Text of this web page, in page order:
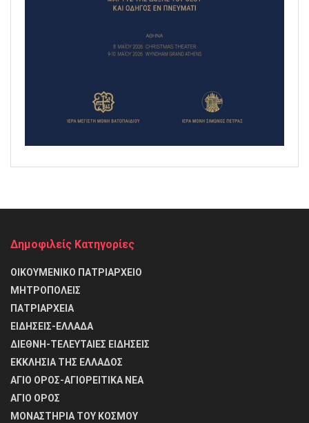
Δημοφιλείς Κατηγορίες
ΟΙΚΟΥΜΕΝΙΚΟ ΠΑΤΡΙΑΡΧΕΙΟ
ΜΗΤΡΟΠΟΛΕΙΣ
ΠΑΤΡΙΑΡΧΕΙΑ
ΕΙΔΗΣΕΙΣ-ΕΛΛΑΔΑ
ΔΙΕΘΝΗ-ΤΕΛΕΥΤΑΙΕΣ ΕΙΔΗΣΕΙΣ
ΕΚΚΛΗΣΙΑ ΤΗΣ ΕΛΛΑΔΟΣ
ΑΓΙΟ ΟΡΟΣ-ΑΓΙΟΡΕΙΤΙΚΑ ΝΕΑ
ΑΓΙΟ ΟΡΟΣ
ΜΟΝΑΣΤΗΡΙΑ ΤΟΥ ΚΟΣΜΟΥ